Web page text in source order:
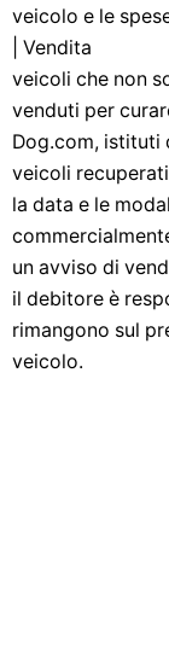
veicolo e le
| Vendita
veicoli che non
venduti per
Dog.com, istituti
veicoli
la data e le
un avviso di
il debitore è
rimangono sul
veicolo.